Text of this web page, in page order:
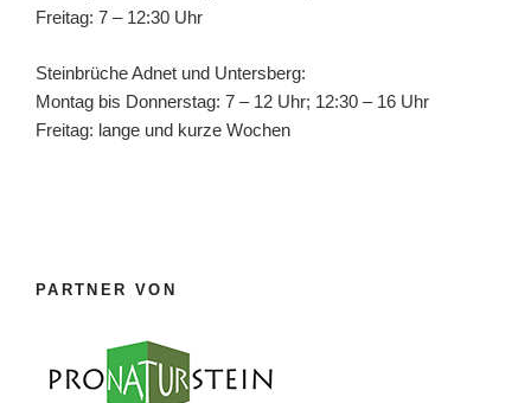
Freitag: 7 – 12:30 Uhr
Steinbrüche Adnet und Untersberg:
Montag bis Donnerstag: 7 – 12 Uhr; 12:30 – 16 Uhr
Freitag: lange und kurze Wochen
PARTNER VON